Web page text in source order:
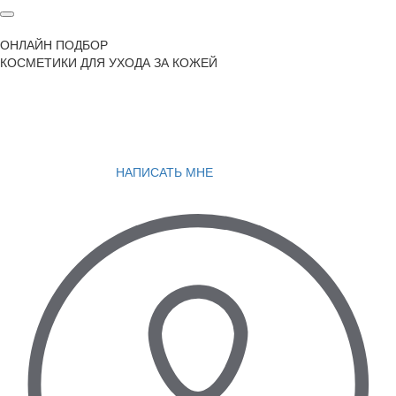
ОНЛАЙН ПОДБОР
КОСМЕТИКИ ДЛЯ УХОДА ЗА КОЖЕЙ
НАПИСАТЬ МНЕ